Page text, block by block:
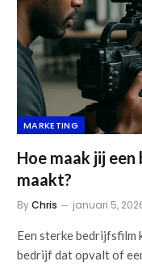
MARKETING
Hoe maak jij
maakt?
ByChris januari 5,
Een sterke bedrijfsfilm
bedrijf dat opvalt of